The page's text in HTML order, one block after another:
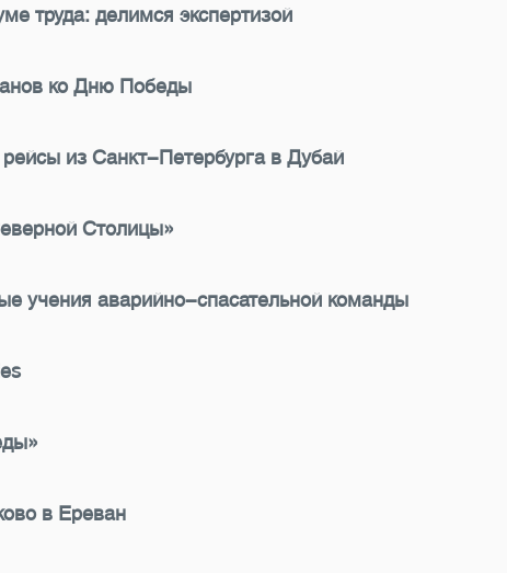
труда: делимся экспертизой
ко Дню Победы
из Санкт-Петербурга в Дубай
Столицы»
учения аварийно-спасательной команды
в Ереван